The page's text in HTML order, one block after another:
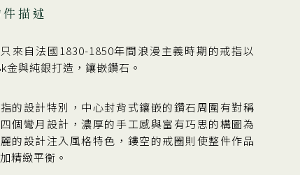
件描述
來自法國1830-1850年間浪漫主義時期的戒指以
金與純銀打造，鑲嵌鑽石。
的設計特別，中心封背式鑲嵌的鑽石周圍有對稱
個彎月設計，濃厚的手工感與富有巧思的構圖為
的設計注入風格特色，鏤空的戒圈則使整件作品
精緻平衡。